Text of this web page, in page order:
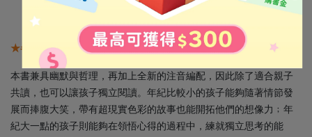
★各年齡層都適合，買一本可以從小讀到大
本書兼具幽默與哲理，再加上全新的注音編配，因此除了適合親子
共讀，也可以讓孩子獨立閱讀。年紀比較小的孩子能夠隨著情節發
展而捧腹大笑，帶有超現實色彩的故事也能開拓他們的想像力﹔年
紀大一點的孩子則能夠在領悟心得的過程中，練就獨立思考的能